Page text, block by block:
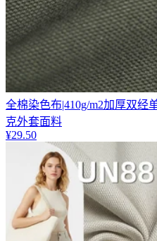
全棉染色布|410g/m2加厚双经
克外套面料
¥29.50